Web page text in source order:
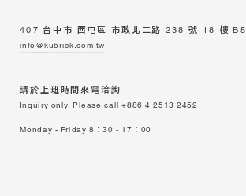
407 台中市 西屯區 市政北二路 238 號 18 樓 B5
info@kubrick.com.tw
請於上班時間來電洽詢
Inquiry only. Please call+886 4 2513 2452
Monday - Friday 8：30 - 17：00